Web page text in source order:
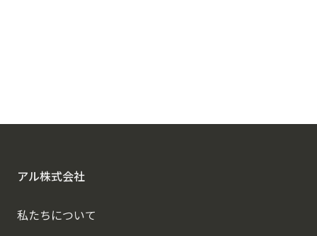
アル株式会社
私たちについて